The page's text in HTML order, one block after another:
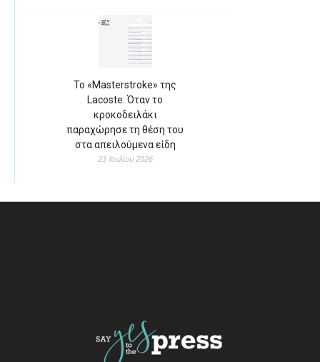
Το «Masterstroke» της
Lacoste: Όταν το
κροκοδειλάκι
παραχώρησε τη θέση του
στα απειλούμενα είδη
23 Ιουλίου 2026